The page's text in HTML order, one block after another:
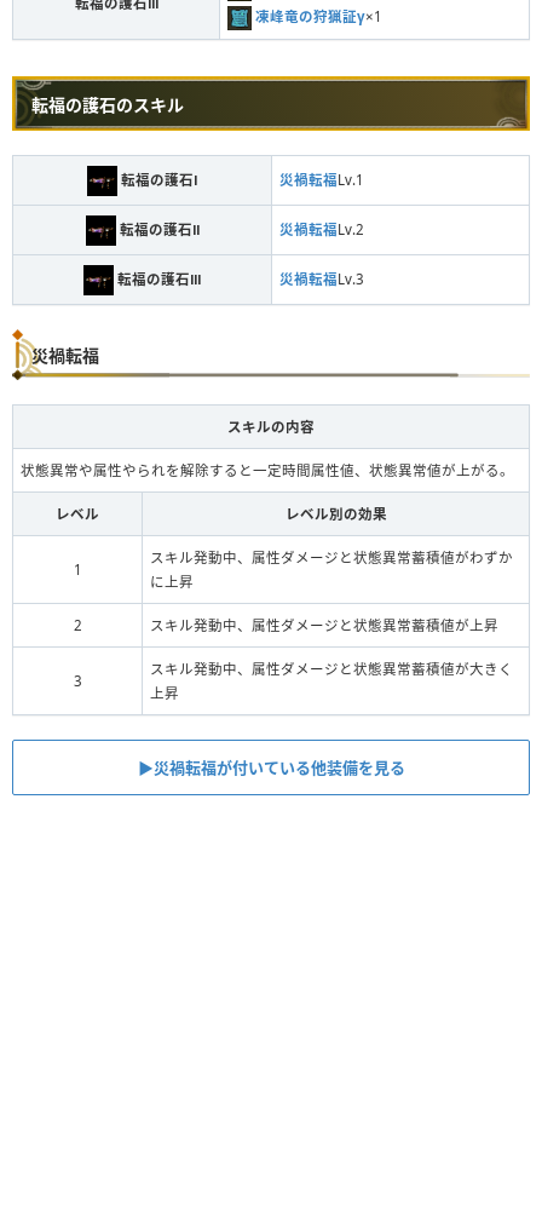
凍峰竜の狩猟証γ×1
転福の護石のスキル
転福の護石Ⅰ 災禍転福Lv.1
転福の護石Ⅱ 災禍転福Lv.2
転福の護石Ⅲ 災禍転福Lv.3
災禍転福
スキルの内容
状態異常や属性やられを解除すると一定時間属性値、状態異常値が上がる。
レベル レベル別の効果
1
スキル発動中、属性ダメージと状態異常蓄積値がわずか
に上昇
2 スキル発動中、属性ダメージと状態異常蓄積値が上昇
3
スキル発動中、属性ダメージと状態異常蓄積値が大きく
上昇
▶︎災禍転福が付いている他装備を見る